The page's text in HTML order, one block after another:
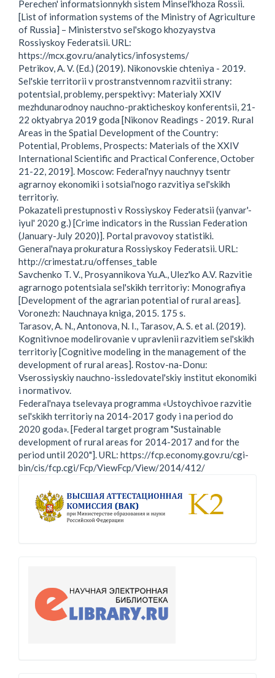
Perechen' informatsionnykh sistem Minsel'khoza Rossii.
[List of information systems of the Ministry of Agriculture
of Russia] – Ministerstvo sel'skogo khozyaystva
Rossiyskoy Federatsii. URL:
https://mcx.gov.ru/analytics/infosystems/
Petrikov, A. V. (Ed.) (2019). Nikonovskie chteniya - 2019.
Sel'skie territorii v prostranstvennom razvitii strany:
potentsial, problemy, perspektivy: Materialy XXIV
mezhdunarodnoy nauchno-prakticheskoy konferentsii, 21-
22 oktyabrya 2019 goda [Nikonov Readings - 2019. Rural
Areas in the Spatial Development of the Country:
Potential, Problems, Prospects: Materials of the XXIV
International Scientific and Practical Conference, October
21-22, 2019]. Moscow: Federal'nyy nauchnyy tsentr
agrarnoy ekonomiki i sotsial'nogo razvitiya sel'skikh
territoriy.
Pokazateli prestupnosti v Rossiyskoy Federatsii (yanvar'-
iyul' 2020 g.) [Crime indicators in the Russian Federation
(January-July 2020)]. Portal pravovoy statistiki.
General'naya prokuratura Rossiyskoy Federatsii. URL:
http://crimestat.ru/offenses_table
Savchenko T. V., Prosyannikova Yu.A., Ulez'ko A.V. Razvitie
agrarnogo potentsiala sel'skikh territoriy: Monografiya
[Development of the agrarian potential of rural areas].
Voronezh: Nauchnaya kniga, 2015. 175 s.
Tarasov, A. N., Antonova, N. I., Tarasov, A. S. et al. (2019).
Kognitivnoe modelirovanie v upravlenii razvitiem sel'skikh
territoriy [Cognitive modeling in the management of the
development of rural areas]. Rostov-na-Donu:
Vserossiyskiy nauchno-issledovatel'skiy institut ekonomiki
i normativov.
Federal'naya tselevaya programma «Ustoychivoe razvitie
sel'skikh territoriy na 2014-2017 gody i na period do
2020 goda». [Federal target program "Sustainable
development of rural areas for 2014-2017 and for the
period until 2020"]. URL: https://fcp.economy.gov.ru/cgi-
bin/cis/fcp.cgi/Fcp/ViewFcp/View/2014/412/